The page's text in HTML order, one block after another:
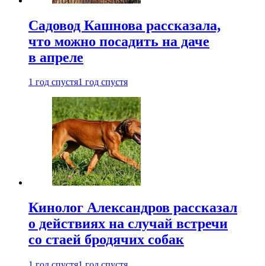
Садовод Кашнова рассказала,
что можно посадить на даче
в апреле
1 год спустя1 год спустя
Кинолог Александров рассказал
о действиях на случай встречи
со стаей бродячих собак